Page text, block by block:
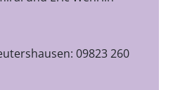
09823 260